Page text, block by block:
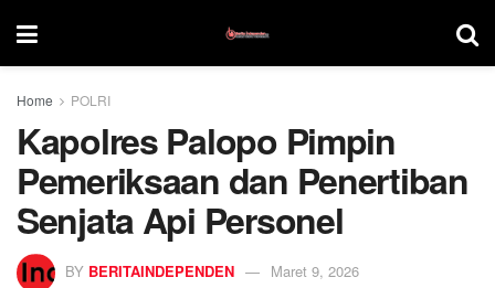
Home POLRI
Kapolres Palopo Pimpin
Pemeriksaan dan Penertiban
Senjata Api Personel
BY BERITAINDEPENDEN Maret 9, 2026